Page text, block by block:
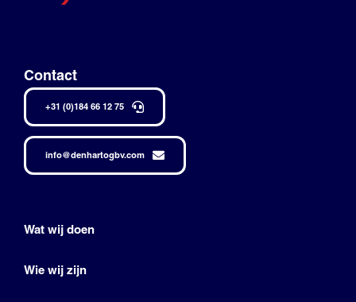
Contact
+31 (0)184 66 12 75
info@denhartogbv.com
Wat wij doen
Wie wij zijn